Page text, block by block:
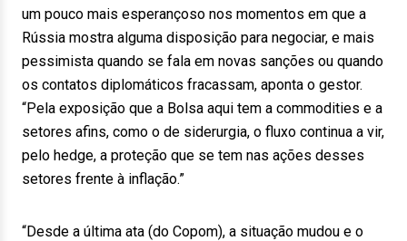
um pouco mais esperançoso nos momentos em que a
Rússia mostra alguma disposição para negociar, e mais
pessimista quando se fala em novas sanções ou quando
os contatos diplomáticos fracassam, aponta o gestor.
“Pela exposição que a Bolsa aqui tem a commodities e a
setores afins, como o de siderurgia, o fluxo continua a vir,
pelo hedge, a proteção que se tem nas ações desses
setores frente à inflação.”
“Desde a última ata (do Copom), a situação mudou e o